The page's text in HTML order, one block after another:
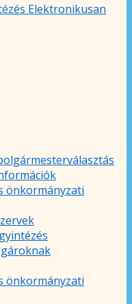
Elektronikusan
önkormányzati
önkormányzati